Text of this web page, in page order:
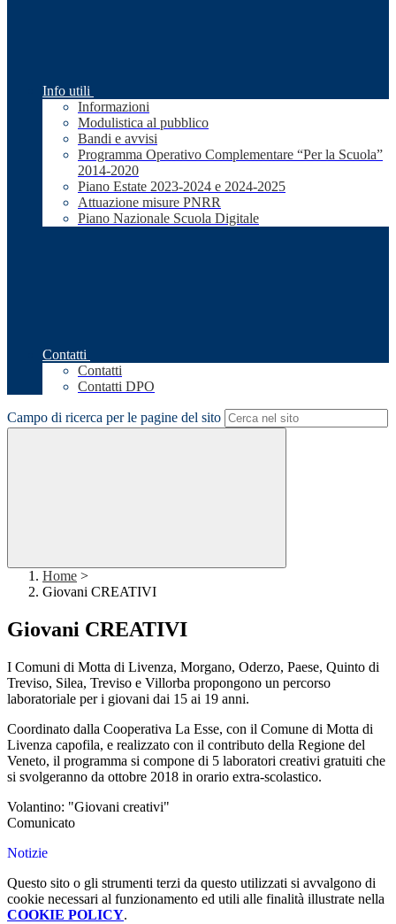
Info utili
Informazioni
Modulistica al pubblico
Bandi e avvisi
Programma Operativo Complementare “Per la Scuola”
2014-2020
Piano Estate 2023-2024 e 2024-2025
Attuazione misure PNRR
Piano Nazionale Scuola Digitale
Contatti
Contatti
Contatti DPO
Campo di ricerca per le pagine del sito
Home >
Giovani CREATIVI
Giovani CREATIVI
I Comuni di Motta di Livenza, Morgano, Oderzo, Paese, Quinto di
Treviso, Silea, Treviso e Villorba propongono un percorso
laboratoriale per i giovani dai 15 ai 19 anni.
Coordinato dalla Cooperativa La Esse, con il Comune di Motta di
Livenza capofila, e realizzato con il contributo della Regione del
Veneto, il programma si compone di 5 laboratori creativi gratuiti che
si svolgeranno da ottobre 2018 in orario extra-scolastico.
Volantino: "Giovani creativi"
Comunicato
Notizie
Questo sito o gli strumenti terzi da questo utilizzati si avvalgono di
cookie necessari al funzionamento ed utili alle finalità illustrate nella
COOKIE POLICY.